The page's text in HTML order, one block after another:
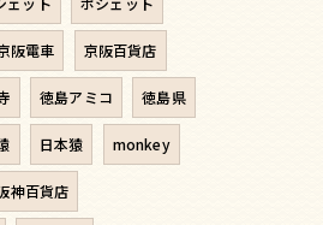
阪電車 京阪百貨店
徳島アミコ 徳島県
日本猿 monkey
神百貨店